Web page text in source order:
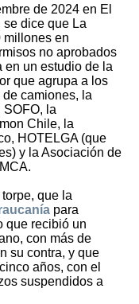
de 2024 en El
dice que La
millones en
no aprobados
en un estudio de la
que agrupa a los
camiones, la
la
Chile, la
HOTELGA (que
y la Asociación de
que la
para
que recibió un
con más de
su contra, y que
años, con el
suspendidos a